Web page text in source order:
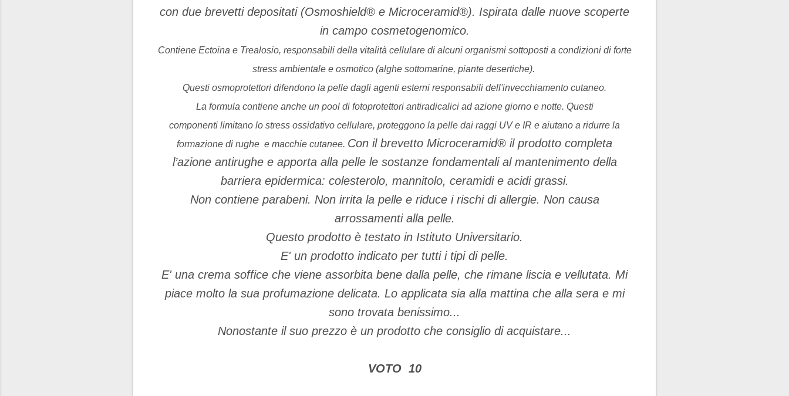
con due brevetti depositati (Osmoshield® e Microceramid®). Ispirata dalle nuove scoperte
in campo cosmetogenomico.
Contiene Ectoina e Trealosio, responsabili della vitalità cellulare di alcuni organismi sottoposti a condizioni di forte
stress ambientale e osmotico (alghe sottomarine, piante desertiche).
Questi osmoprotettori difendono la pelle dagli agenti esterni responsabili dell'invecchiamento cutaneo.
La formula contiene anche un pool di fotoprotettori antiradicalici ad azione giorno e notte. Questi
componenti limitano lo stress ossidativo cellulare, proteggono la pelle dai raggi UV e IR e aiutano a ridurre la
formazione di rughe e macchie cutanee. Con il brevetto Microceramid® il prodotto completa
l’azione antirughe e apporta alla pelle le sostanze fondamentali al mantenimento della
barriera epidermica: colesterolo, mannitolo, ceramidi e acidi grassi.
Non contiene parabeni. Non irrita la pelle e riduce i rischi di allergie. Non causa
arrossamenti alla pelle.
Questo prodotto è testato in Istituto Universitario.
E' un prodotto indicato per tutti i tipi di pelle.
E' una crema soffice che viene assorbita bene dalla pelle, che rimane liscia e vellutata. Mi
piace molto la sua profumazione delicata. Lo applicata sia alla mattina che alla sera e mi
sono trovata benissimo...
Nonostante il suo prezzo è un prodotto che consiglio di acquistare...
VOTO 10